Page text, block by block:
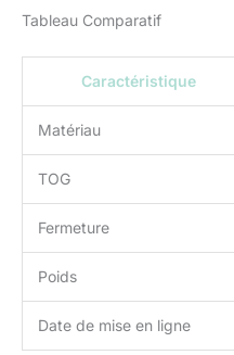
Tableau Comparatif
Caractéristique
Matériau
TOG
Fermeture
Poids
Date de mise en ligne